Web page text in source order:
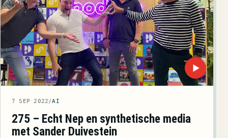
▶
7 SEP 2022/AI
275 – Echt Nep en synthetische media
met Sander Duivestein